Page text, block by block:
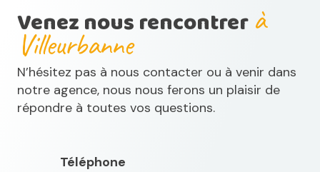
Venez nous rencontrer à
Villeurbanne
N’hésitez pas à nous contacter ou à venir dans
notre agence, nous nous ferons un plaisir de
répondre à toutes vos questions.
Téléphone